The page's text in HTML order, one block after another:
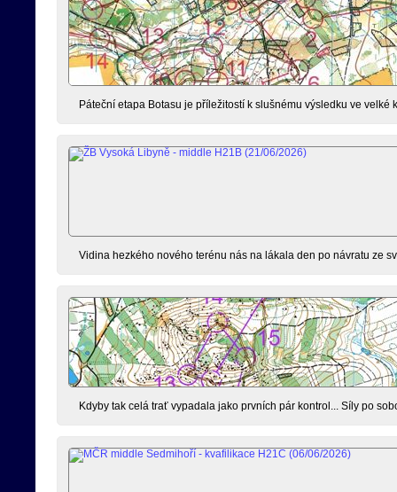
Páteční etapa Botasu je příležitostí k slušnému výsledku ve
Vidina hezkého nového terénu nás na lákala den po návratu ze
Kdyby tak celá trať vypadala jako prvních pár kontrol... Síly po